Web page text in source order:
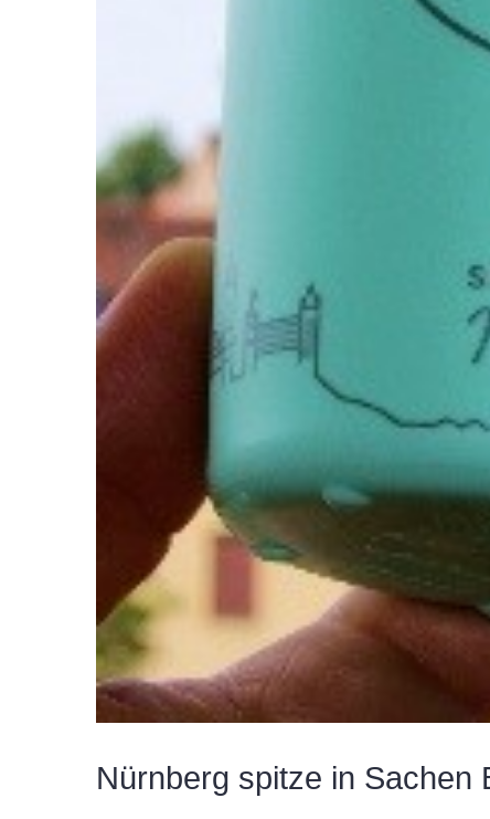
Nürnberg spitze in Sachen